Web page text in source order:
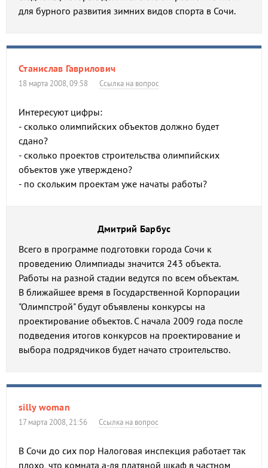
для бурного развития зимних видов спорта в Сочи.
Станислав Гаврилович
18 марта 2008, 09:58 Ссылка на вопрос
Интересуют цифры:
- сколько олимпийских объектов должно будет
сдано?
- сколько проектов строительства олимпийских
объектов уже утверждено?
- по скольким проектам уже начаты работы?
Дмитрий Барбус
Всего в программе подготовки города Сочи к
проведению Олимпиады значится 243 объекта.
Работы на разной стадии ведутся по всем объектам.
В ближайшее время в Государственной Корпорации
"Олимпстрой" будут объявлены конкурсы на
проектирование объектов. С начала 2009 года после
подведения итогов конкурсов на проектирование и
выбора подрядчиков будет начато строительство.
silly woman
17 марта 2008, 21:56 Ссылка на вопрос
В Сочи до сих пор Налоговая инспекция работает так
плохо, что комната а-ля платяной шкаф в частном